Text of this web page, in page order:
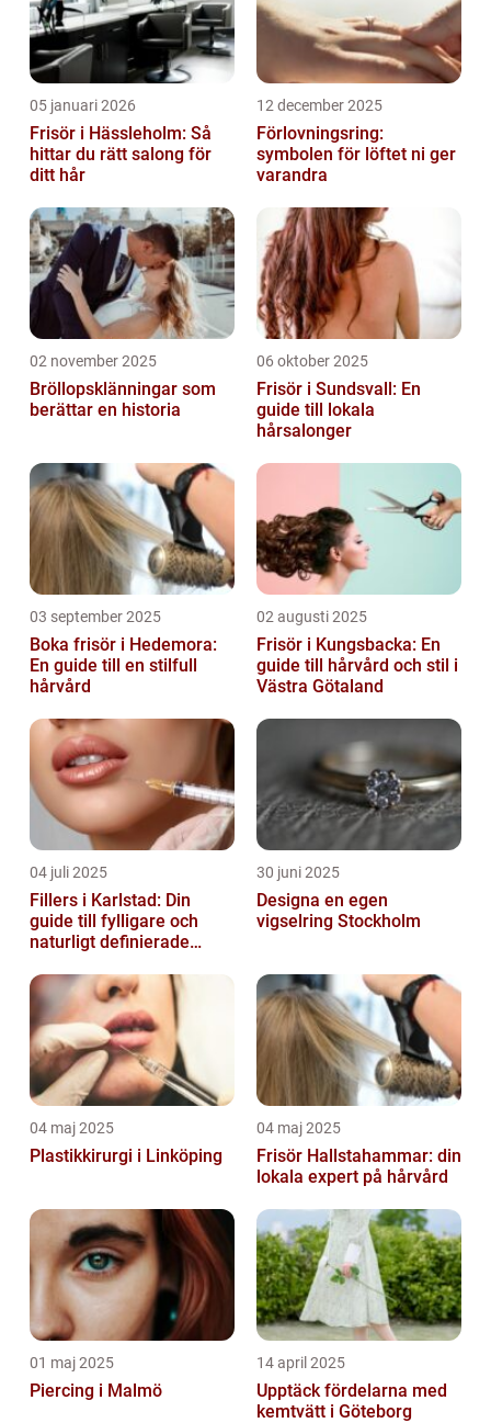
05 januari 2026
Frisör i Hässleholm: Så
hittar du rätt salong för
ditt hår
12 december 2025
Förlovningsring:
symbolen för löftet ni ger
varandra
02 november 2025
Bröllopsklänningar som
berättar en historia
06 oktober 2025
Frisör i Sundsvall: En
guide till lokala
hårsalonger
03 september 2025
Boka frisör i Hedemora:
En guide till en stilfull
hårvård
02 augusti 2025
Frisör i Kungsbacka: En
guide till hårvård och stil i
Västra Götaland
04 juli 2025
Fillers i Karlstad: Din
guide till fylligare och
naturligt definierade
30 juni 2025
Designa en egen
vigselring Stockholm
04 maj 2025
Plastikkirurgi i Linköping
04 maj 2025
Frisör Hallstahammar: din
lokala expert på hårvård
01 maj 2025
Piercing i Malmö
14 april 2025
Upptäck fördelarna med
kemtvätt i Göteborg